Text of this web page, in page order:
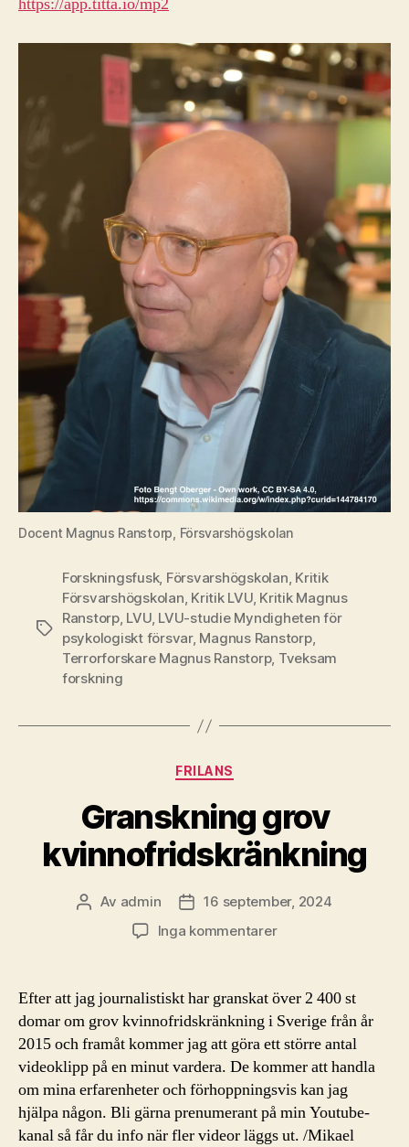
https://app.titta.io/mp2
Docent Magnus Ranstorp, Försvarshögskolan
Etiketter
Forskningsfusk, Försvarshögskolan, Kritik
Försvarshögskolan, Kritik LVU, Kritik Magnus
Ranstorp, LVU, LVU-studie Myndigheten för
psykologiskt försvar, Magnus Ranstorp,
Terrorforskare Magnus Ranstorp, Tveksam
forskning
Kategorier
FRILANS
Granskning grov
kvinnofridskränkning
Inläggsförfattare
Av admin Inläggsdatum
16 september, 2024
Inga kommentarertill
Efter att jag journalistiskt har granskat över 2 400 st
domar om grov kvinnofridskränkning i Sverige från år
2015 och framåt kommer jag att göra ett större antal
videoklipp på en minut vardera. De kommer att handla
om mina erfarenheter och förhoppningsvis kan jag
hjälpa någon. Bli gärna prenumerant på min Youtube-
kanal så får du info när fler videor läggs ut. /Mikael